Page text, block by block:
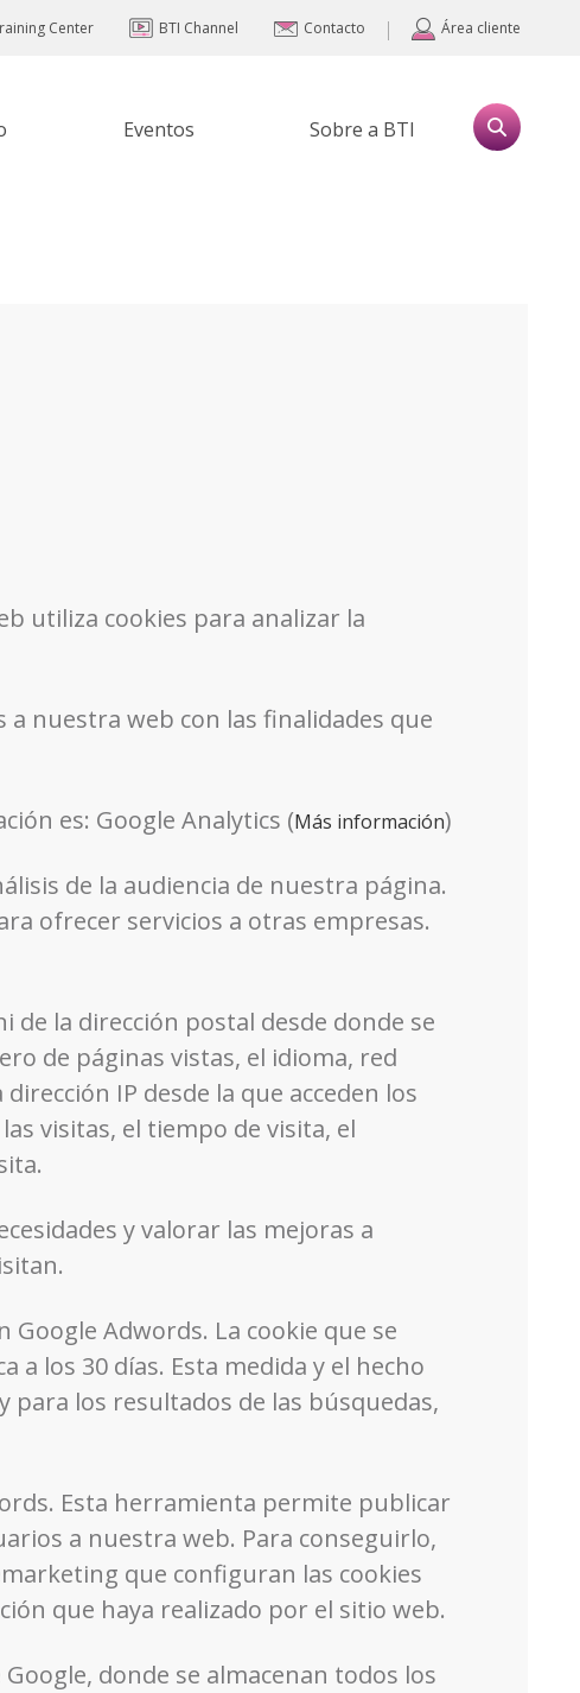
Center BTI Channel Contacto | Área cliente
Eventos Sobre a BTI
utiliza cookies para analizar la
a nuestra web con las finalidades que
es: Google Analytics (Más información)
de la audiencia de nuestra página.
ofrecer servicios a otras empresas.
la dirección postal desde donde se
de páginas vistas, el idioma, red
IP desde la que acceden los
visitas, el tiempo de visita, el
y valorar las mejoras a
Adwords. La cookie que se
a los 30 días. Esta medida y el hecho
los resultados de las búsquedas,
Esta herramienta permite publicar
a nuestra web. Para conseguirlo,
que configuran las cookies
que haya realizado por el sitio web.
donde se almacenan todos los